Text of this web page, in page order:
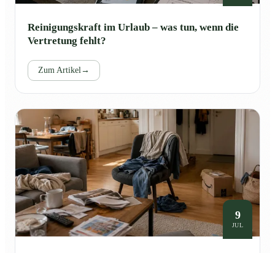
Reinigungskraft im Urlaub – was tun, wenn die
Vertretung fehlt?
Zum Artikel →
9
JUL